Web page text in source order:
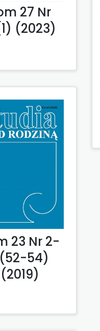
27 Nr
(2023)
23 Nr 2-
54)
(2019)